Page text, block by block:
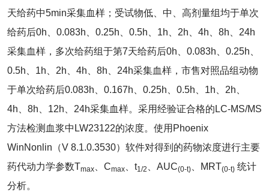
天给药中5min采集血样；受试物低、中、高剂量组均于单次
给药后0h、0.083h、0.25h、0.5h、1h、2h、4h、8h、24h
采集血样，多次给药组于第7天给药后0h、0.083h、0.25h、
0.5h、1h、2h、4h、8h、24h采集血样，市售对照品组动物
于单次给药后0.083h、0.167h、0.25h、0.5h、1h、2h、
4h、8h、12h、24h采集血样。采用经验证合格的LC-MS/MS
方法检测血浆中LW23122的浓度。使用Phoenix
WinNonlin（V 8.1.0.3530）软件对得到的药物浓度进行主要
药代动力学参数Tmax 、Cmax 、t1/2 、AUC(0-t) 、MRT(0-t) 统计
分析。